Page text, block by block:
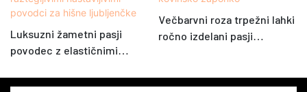
Luksuzni žametni pasji
povodec z elastičnimi
Večbarvni roza trpežni lahki
ročno izdelani pasji